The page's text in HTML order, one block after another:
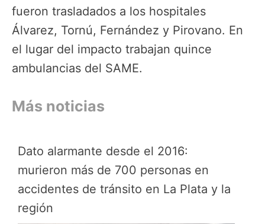
fueron trasladados a los hospitales
Álvarez, Tornú, Fernández y Pirovano. En
el lugar del impacto trabajan quince
ambulancias del SAME.
Más noticias
Dato alarmante desde el 2016:
murieron más de 700 personas en
accidentes de tránsito en La Plata y la
región